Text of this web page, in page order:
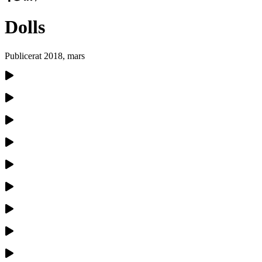
Dolls
Publicerat 2018, mars